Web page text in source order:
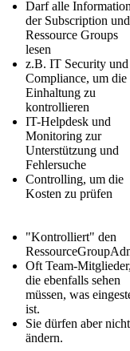
Darf alle
der Subscription und
Ressource Groups
lesen
z.B. IT Security und
Compliance, um die
Einhaltung zu
kontrollieren
IT-Helpdesk und
Monitoring zur
Unterstützung und
Fehlersuche
Controlling, um die
Kosten zu prüfen
"Kontrolliert" den
Oft Team-
die ebenfalls sehen
müssen, was
ist.
Sie dürfen aber nicht
ändern.